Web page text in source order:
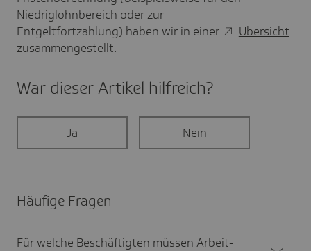
Niedriglohnbereich oder zur
Entgeltfortzahlung) haben wir in einer
Übersicht
zusammengestellt.
War dieser Artikel hilf­reich?
Ja Nein
Häufige Fragen
Für welche Beschäf­tigten müssen Arbeit­